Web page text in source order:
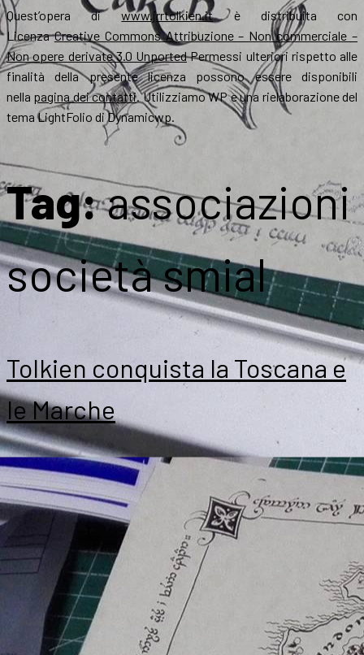
Quest’opera diwww.jrrtolkien.itè distribuita con
LicenzaCreative Commons Attribuzione – Non commerciale –
Non opere derivate 3.0 UnportedPermessi ulteriori rispetto alle
finalità della presente licenza possono essere disponibili
nella pagina dei contatti. Utilizziamo WP e una rielaborazione del
tema LightFolio di Dynamicwp.
Tag:associazioni
società smial
Tolkien conquista la Toscana e
le Marche